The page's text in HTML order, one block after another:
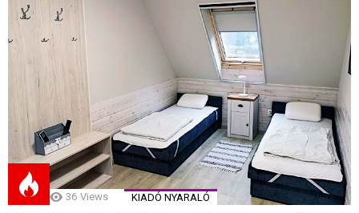
36 Views KIADÓ NYARALÓ